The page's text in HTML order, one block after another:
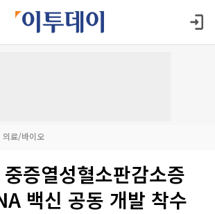
의료/바이오
증열성혈소판감소증
백신 공동 개발 착수